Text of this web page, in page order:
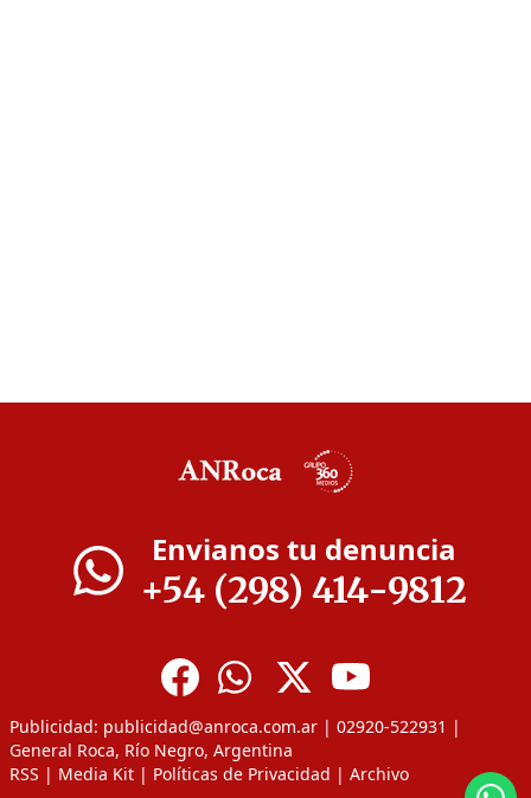
Envianos tu denuncia
+54 (298) 414-9812
Publicidad: publicidad@anroca.com.ar | 02920-522931 |
General Roca, Río Negro, Argentina
RSS | Media Kit | Políticas de Privacidad | Archivo